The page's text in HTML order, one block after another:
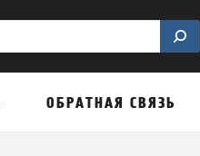
ОБРАТНАЯ СВЯЗЬ